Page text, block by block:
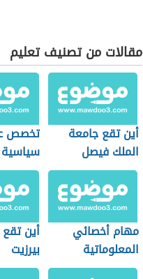
مقالات من تصنيف تعليم
أين تقع جامعة
الملك فيصل
تخصص
سياسية
مهام أخصائي
المعلوماتية
الصحية
أين
بيرزيت